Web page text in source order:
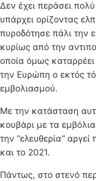
Δεν έχει περάσει
υπάρχει ορίζοντας
πυροδότησε πάλι την
κυρίως από την
οποία όμως καταρρέει
την Ευρώπη ο εκτός
εμβολιασμού.
Με την κατάσταση
κουβάρι με τα
την “ελευθερία”
και το 2021.
Πάντως, στο στενό